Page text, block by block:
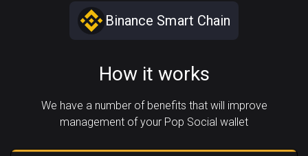
Binance Smart Chain
How it works
We have a number of benefits that will improve
management of your Pop Social wallet